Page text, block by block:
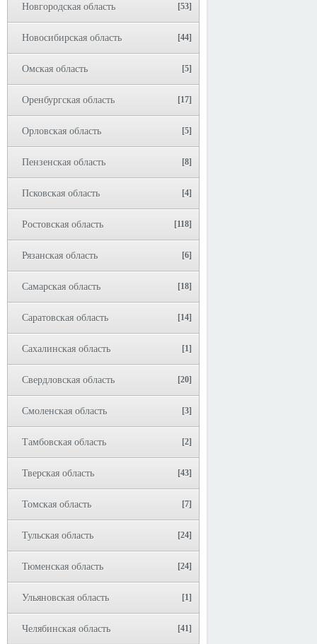
Новгородская область [53]
Новосибирская область [44]
Омская область [5]
Оренбургская область [17]
Орловская область [5]
Пензенская область [8]
Псковская область [4]
Ростовская область [118]
Рязанская область [6]
Самарская область [18]
Саратовская область [14]
Сахалинская область [1]
Свердловская область [20]
Смоленская область [3]
Тамбовская область [2]
Тверская область [43]
Томская область [7]
Тульская область [24]
Тюменская область [24]
Ульяновская область [1]
Челябинская область [41]